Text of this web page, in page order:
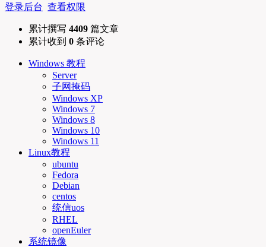
登录后台 查看权限
累计撰写 4409 篇文章
累计收到 0 条评论
Windows 教程
Server
子网掩码
Windows XP
Windows 7
Windows 8
Windows 10
Windows 11
Linux教程
ubuntu
Fedora
Debian
centos
统信uos
RHEL
openEuler
系统镜像